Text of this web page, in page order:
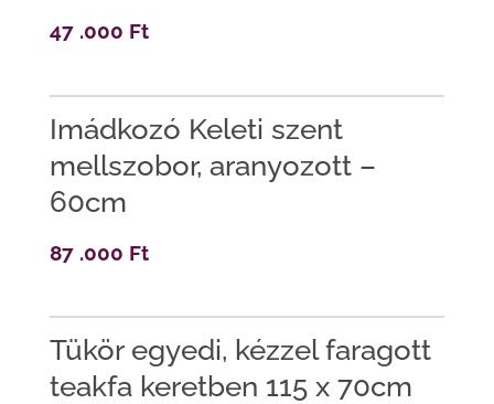
47 .000 Ft
Imádkozó Keleti szent
mellszobor, aranyozott –
60cm
87 .000 Ft
Tükör egyedi, kézzel faragott
teakfa keretben 115 x 70cm